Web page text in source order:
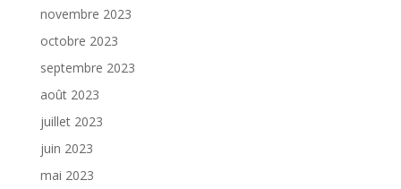
novembre 2023
octobre 2023
septembre 2023
août 2023
juillet 2023
juin 2023
mai 2023